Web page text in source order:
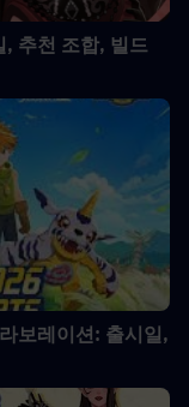
, 추천 조합, 빌드
보레이션: 출시일,